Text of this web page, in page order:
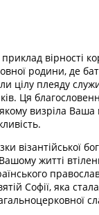
вірності
родини, де
цілу плеяду
Ця
визріла Ваша
візантійської
житті
Софії, яка